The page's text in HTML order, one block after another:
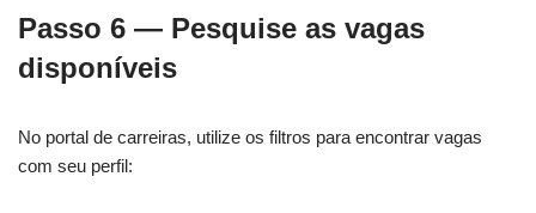
Passo 6 — Pesquise as vagas
disponíveis
No portal de carreiras, utilize os filtros para encontrar vagas
com seu perfil: